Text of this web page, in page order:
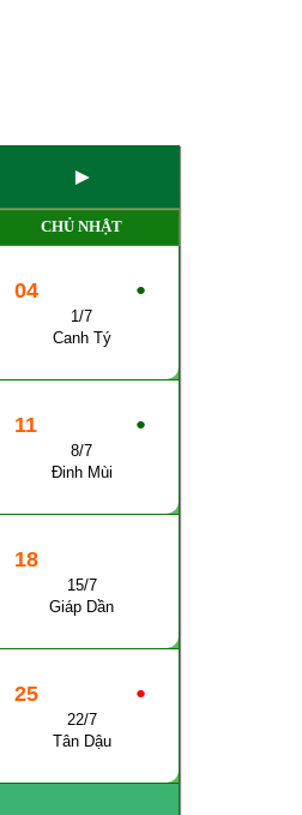
►
CHỦ NHẬT
●
04
1/7
Canh Tý
●
11
8/7
Đinh Mùi
18
15/7
Giáp Dần
●
25
22/7
Tân Dậu